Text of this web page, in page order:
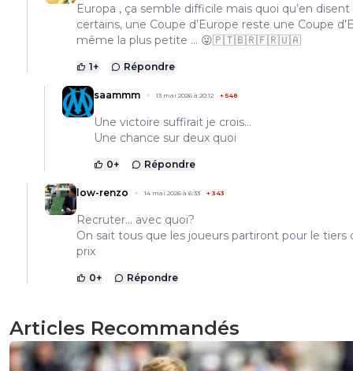
Europa , ça semble difficile mais quoi qu’en disent
certains, une Coupe d’Europe reste une Coupe
même la plus petite … 😜🇵🇹🇧🇷🇫🇷🇺🇦
1+ Répondre
saammm 13 mai 2026 à 20:12 + 548
Une victoire suffirait je crois...
Une chance sur deux quoi
0+ Répondre
low-renzo 14 mai 2026 à 6:33 + 343
Recruter... avec quoi?
On sait tous que les joueurs partiront pour le tiers
prix
0+ Répondre
Articles Recommandés